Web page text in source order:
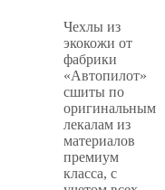
Чехлы из
экокожи от
фабрики
«Автопилот»
сшиты по
оригинальным
лекалам из
материалов
премиум
класса, с